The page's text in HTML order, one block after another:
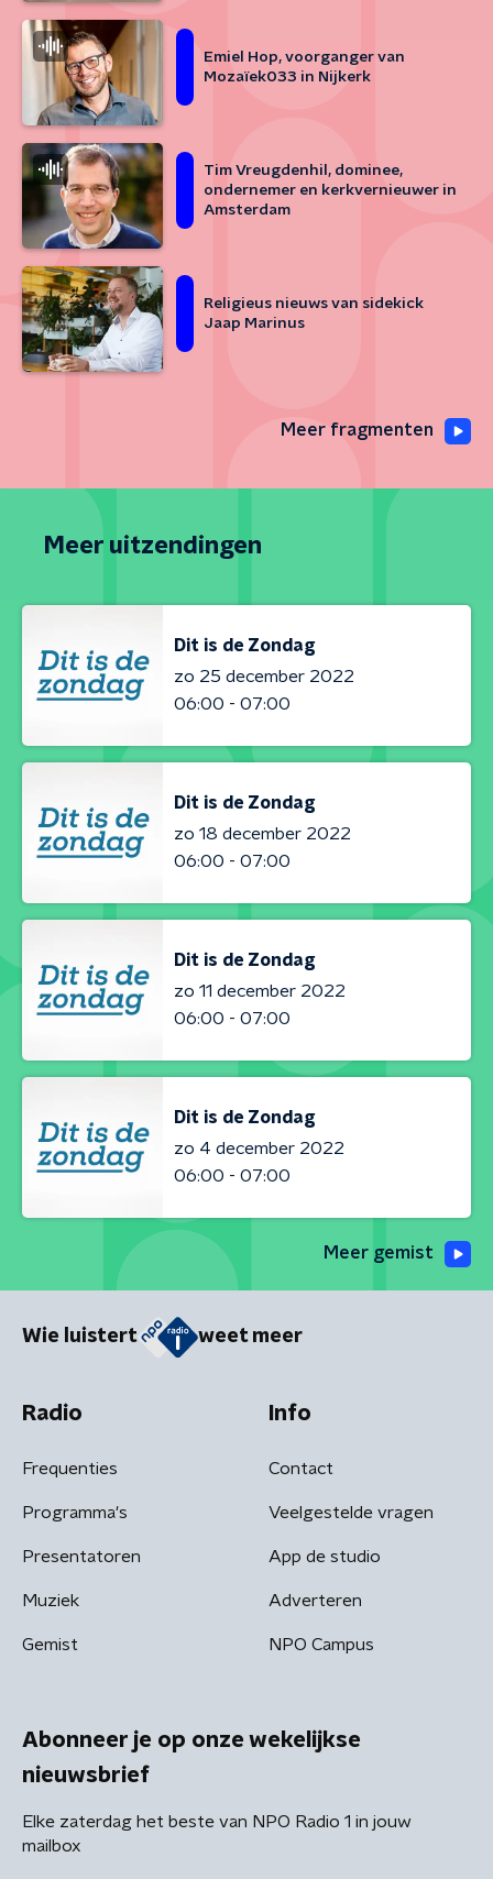
Emiel Hop, voorganger van
Mozaïek033 in Nijkerk
Tim Vreugdenhil, dominee,
ondernemer en kerkvernieuwer in
Amsterdam
Religieus nieuws van sidekick
Jaap Marinus
Meer fragmenten
Meer uitzendingen
Dit is de Zondag
zo 25 december 2022
06:00 - 07:00
Dit is de Zondag
zo 18 december 2022
06:00 - 07:00
Dit is de Zondag
zo 11 december 2022
06:00 - 07:00
Dit is de Zondag
zo 4 december 2022
06:00 - 07:00
Meer gemist
Wie luistert weet meer
Radio
Frequenties
Programma's
Presentatoren
Muziek
Gemist
Info
Contact
Veelgestelde vragen
App de studio
Adverteren
NPO Campus
Abonneer je op onze wekelijkse
nieuwsbrief
Elke zaterdag het beste van NPO Radio 1 in jouw
mailbox